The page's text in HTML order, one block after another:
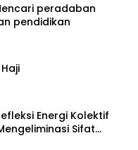
peradaban
pendidikan
Energi Kolektif
Sifat